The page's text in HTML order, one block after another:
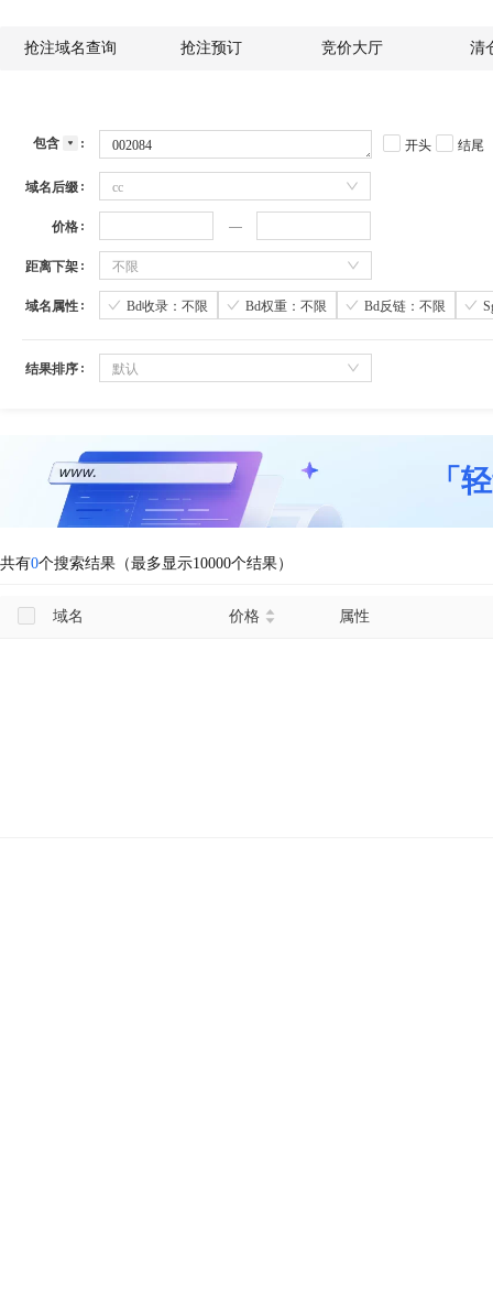
抢注域名查询 抢注预订 竞价大厅 清
包含 开头 结尾
域名后缀 cc
价格
距离下架 不限
域名属性 Bd收录：不限 Bd权重：不限 Bd反链：不限
结果排序 默认
「
共有0个搜索结果（最多显示10000个结果）
域名 价格 属性